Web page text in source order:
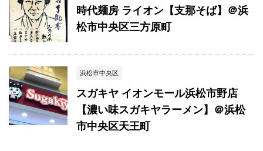
時代麺房 ライオン【支那そば】＠浜
松市中央区三方原町
浜松市中央区
スガキヤ イオンモール浜松市野店
【濃い味スガキヤラーメン】＠浜松
市中央区天王町